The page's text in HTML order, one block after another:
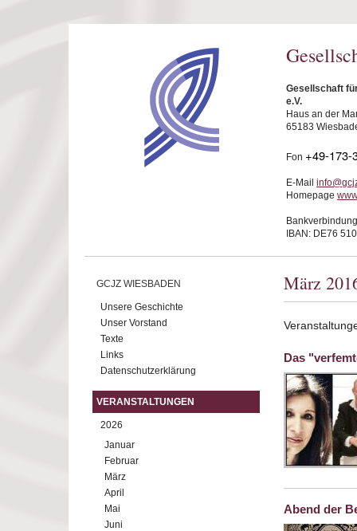
Gesellschaft
e.V.
Haus an der
65183
Fon +49-173-
E-Mail
Homepage
IBAN: DE76
GCJZ WIESBADEN
Unsere Geschichte
Unser Vorstand
Texte
Links
Datenschutzerklärung
VERANSTALTUNGEN
2026
Januar
Februar
März
April
Mai
Juni
März
Das
Abend der